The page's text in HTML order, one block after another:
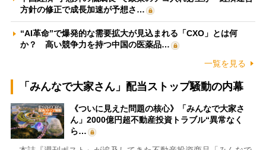
方針の修正で成長加速が予想さ…
“AI革命”で爆発的な需要拡大が見込まれる「CXO」とは何
か？ 高い競争力を持つ中国の医薬品…
一覧を見る
「みんなで大家さん」配当ストップ騒動の内幕
《ついに見えた問題の核心》「みんなで大家さ
ん」2000億円超不動産投資トラブル“異常なく
ら…